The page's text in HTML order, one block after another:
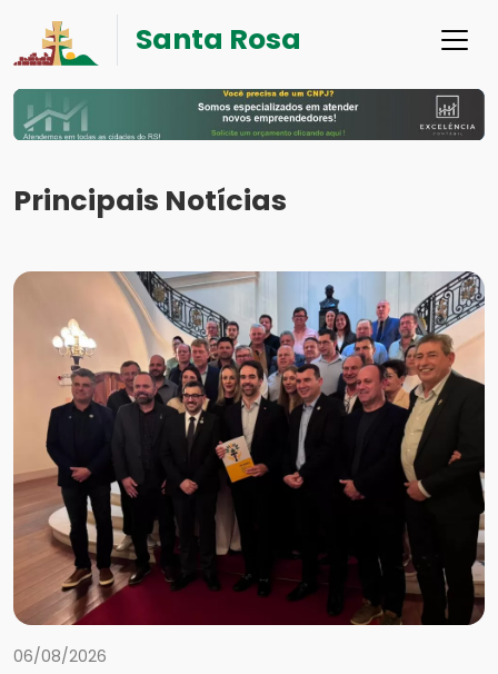
Santa Rosa
Principais Notícias
06/08/2026